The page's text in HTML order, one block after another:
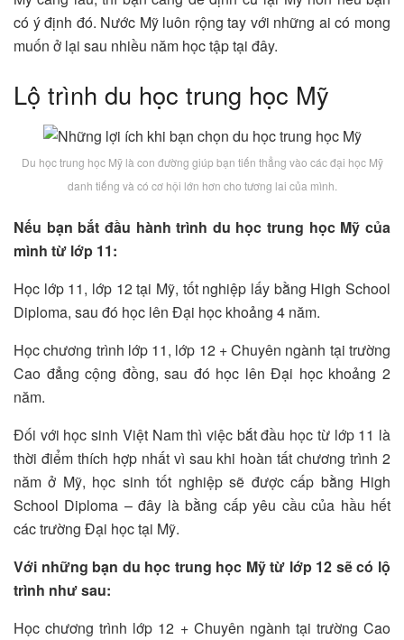
có ý định đó. Nước Mỹ luôn rộng tay với những ai có mong
muốn ở lại sau nhiều năm học tập tại đây.
Lộ trình du học trung học Mỹ
Du học trung học Mỹ là con đường giúp bạn tiến thẳng vào các đại học Mỹ
danh tiếng và có cơ hội lớn hơn cho tương lai của mình.
Nếu bạn bắt đầu hành trình du học trung học Mỹ của
mình từ lớp 11:
Học lớp 11, lớp 12 tại Mỹ, tốt nghiệp lấy bằng High School
Diploma, sau đó học lên Đại học khoảng 4 năm.
Học chương trình lớp 11, lớp 12 + Chuyên ngành tại trường
Cao đẳng cộng đồng, sau đó học lên Đại học khoảng 2
năm.
Đối với học sinh Việt Nam thì việc bắt đầu học từ lớp 11 là
thời điểm thích hợp nhất vì sau khi hoàn tất chương trình 2
năm ở Mỹ, học sinh tốt nghiệp sẽ được cấp bằng High
School Diploma – đây là bằng cấp yêu cầu của hầu hết
các trường Đại học tại Mỹ.
Với những bạn du học trung học Mỹ từ lớp 12 sẽ có lộ
trình như sau:
Học chương trình lớp 12 + Chuyên ngành tại trường Cao